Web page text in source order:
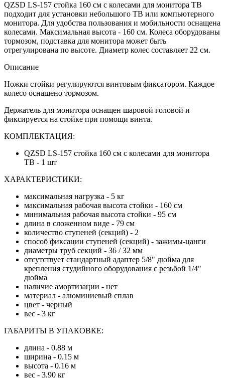
QZSD LS-157 стойка 160 см с колесами для монитора ТВ
подходит для установки небольшого ТВ или компьютерного
монитора. Для удобства пользования и мобильности оснащена
колесами. Максимальная высота - 160 см. Колеса оборудованы
тормозом, подставка для монитора может быть
отрегулирована по высоте. Диаметр колес составляет 22 см.
Описание
Ножки стойки регулируются винтовым фиксатором. Каждое
колесо оснащено тормозом.
Держатель для монитора оснащен шаровой головой и
фиксируется на стойке при помощи винта.
КОМПЛЕКТАЦИЯ:
QZSD LS-157 стойка 160 см с колесами для монитора
ТВ - 1 шт
ХАРАКТЕРИСТИКИ:
максимальная нагрузка - 5 кг
максимальная рабочая высота стойки - 160 см
минимальная рабочая высота стойки - 95 см
длина в сложенном виде - 79 см
количество ступеней (секций) - 2
способ фиксации ступеней (секций) - зажимы-цанги
диаметры труб секций - 36 / 32 мм
отсутствует стандартный адаптер 5/8" дюйма для
крепления студийного оборудования с резьбой 1/4"
дюйма
наличие амортизации - нет
материал - алюминиевый сплав
цвет - черный
вес - 3 кг
ГАБАРИТЫ В УПАКОВКЕ:
длина - 0.88 м
ширина - 0.15 м
высота - 0.16 м
вес - 3.90 кг